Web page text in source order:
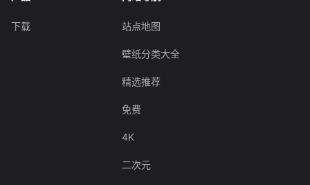
下载 站点地图
壁纸分类大全
精选推荐
免费
4K
二次元